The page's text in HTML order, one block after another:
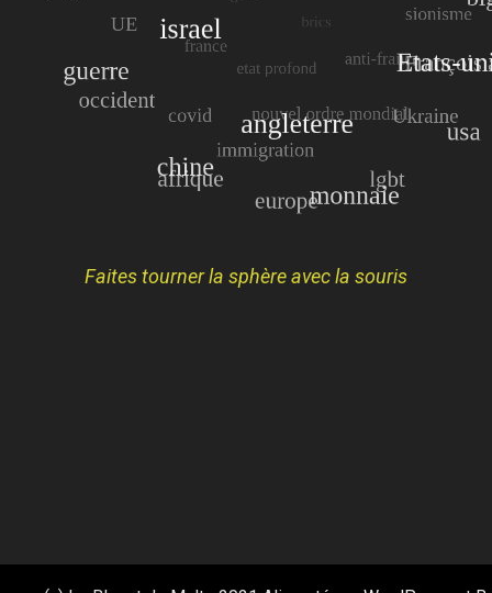
Faites tourner la sphère avec la souris